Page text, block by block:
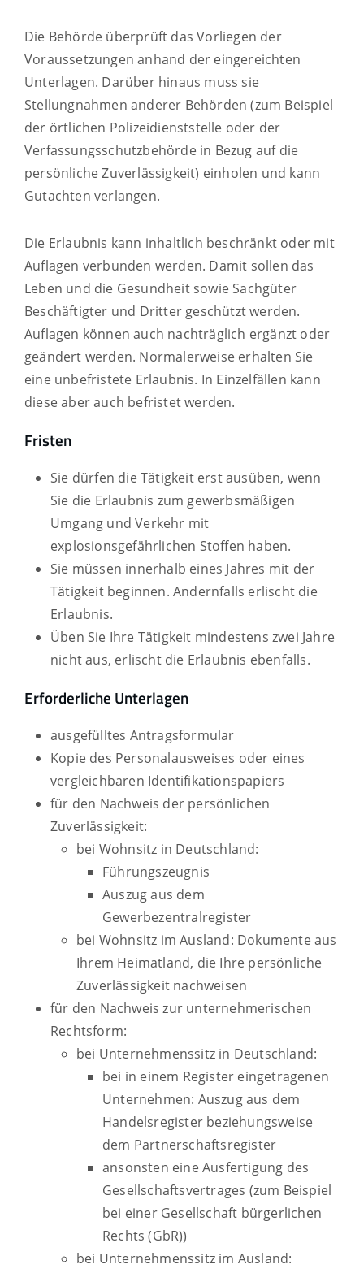
Die Behörde überprüft das Vorliegen der
Voraussetzungen anhand der eingereichten
Unterlagen. Darüber hinaus muss sie
Stellungnahmen anderer Behörden (zum Beispiel
der örtlichen Polizeidienststelle oder der
Verfassungsschutzbehörde in Bezug auf die
persönliche Zuverlässigkeit) einholen und kann
Gutachten verlangen.
Die Erlaubnis kann inhaltlich beschränkt oder mit
Auflagen verbunden werden. Damit sollen das
Leben und die Gesundheit sowie Sachgüter
Beschäftigter und Dritter geschützt werden.
Auflagen können auch nachträglich ergänzt oder
geändert werden. Normalerweise erhalten Sie
eine unbefristete Erlaubnis. In Einzelfällen kann
diese aber auch befristet werden.
Fristen
Sie dürfen die Tätigkeit erst ausüben, wenn
Sie die Erlaubnis zum gewerbsmäßigen
Umgang und Verkehr mit
explosionsgefährlichen Stoffen haben.
Sie müssen innerhalb eines Jahres mit der
Tätigkeit beginnen. Andernfalls erlischt die
Erlaubnis.
Üben Sie Ihre Tätigkeit mindestens zwei Jahre
nicht aus, erlischt die Erlaubnis ebenfalls.
Erforderliche Unterlagen
ausgefülltes Antragsformular
Kopie des Personalausweises oder eines
vergleichbaren Identifikationspapiers
für den Nachweis der persönlichen
Zuverlässigkeit:
bei Wohnsitz in Deutschland:
Führungszeugnis
Auszug aus dem
Gewerbezentralregister
bei Wohnsitz im Ausland: Dokumente aus
Ihrem Heimatland, die Ihre persönliche
Zuverlässigkeit nachweisen
für den Nachweis zur unternehmerischen
Rechtsform:
bei Unternehmenssitz in Deutschland:
bei in einem Register eingetragenen
Unternehmen: Auszug aus dem
Handelsregister beziehungsweise
dem Partnerschaftsregister
ansonsten eine Ausfertigung des
Gesellschaftsvertrages (zum Beispiel
bei einer Gesellschaft bürgerlichen
Rechts (GbR))
bei Unternehmenssitz im Ausland: